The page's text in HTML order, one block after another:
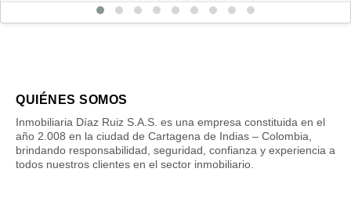
QUIÉNES SOMOS
Inmobiliaria Díaz Ruiz S.A.S. es una empresa constituida en el
año 2.008 en la ciudad de Cartagena de Indias – Colombia,
brindando responsabilidad, seguridad, confianza y experiencia a
todos nuestros clientes en el sector inmobiliario.